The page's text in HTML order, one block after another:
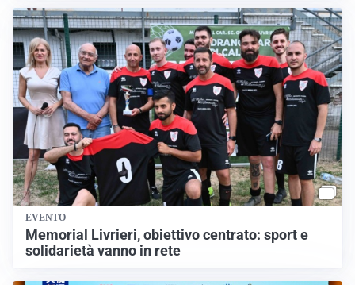
EVENTO
Memorial Livrieri, obiettivo centrato: sport e
solidarietà vanno in rete